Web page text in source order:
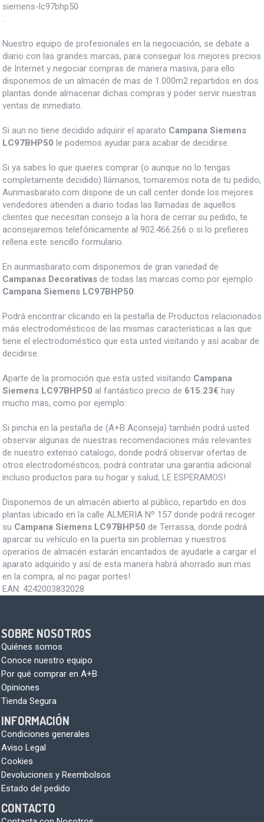
siemens-lc97bhp50
.
Nuestro equipo de profesionales en la negociación, se debate a
diario con las grandes marcas, para conseguir los mejores precios
de Internet y negociar compras de manera masiva, para ello
disponemos de un almacén de mas de 1.000m2 repartidos en dos
plantas donde almacenar dichas compras y poder servir nuestras
ventas de inmediato.
Si aun no tiene decidido adquirir el aparato Campana Siemens
LC97BHP50 le podemos ayudar para acabar de decidirse.
Si ya sabes lo que quieres comprar (o aunque no lo tengas
completamente decidido) llámanos, tomaremos nota de tu pedido,
Aunmasbarato.com dispone de un call center donde los mejores
vendedores atienden a diario todas las llamadas de aquellos
clientes que necesitan consejo a la hora de cerrar su pedido, te
aconsejaremos telefónicamente al 902.466.266 o si lo prefieres
rellena este sencillo formulario.
En aunmasbarato.com disponemos de gran variedad de
Campanas Decorativas de todas las marcas como por ejemplo
Campana Siemens LC97BHP50
Podrá encontrar clicando en la pestaña de Productos relacionados
más electrodomésticos de las mismas características a las que
tiene el electrodoméstico que esta usted visitando y así acabar de
decidirse.
Aparte de la promoción que esta usted visitando Campana
Siemens LC97BHP50 al fantástico precio de 615.23€ hay
mucho mas, como por ejemplo:
Si pincha en la pestaña de (A+B Aconseja) también podrá usted
observar algunas de nuestras recomendaciones más relevantes
de nuestro extenso catalogo, donde podrá observar ofertas de
otros electrodomésticos, podrá contratar una garantía adicional
incluso productos para su hogar y salud, LE ESPERAMOS!
Disponemos de un almacén abierto al público, repartido en dos
plantas ubicado en la calle ALMERIA Nº 157 donde podrá recoger
su Campana Siemens LC97BHP50 de Terrassa, donde podrá
aparcar su vehículo en la puerta sin problemas y nuestros
operarios de almacén estarán encantados de ayudarle a cargar el
aparato adquirido y así de esta manera habrá ahorrado aun mas
en la compra, al no pagar portes!
EAN: 4242003832028
SOBRE NOSOTROS
Quiénes somos
Conoce nuestro equipo
Por qué comprar en A+B
Opiniones
Tienda Segura
INFORMACIÓN
Condiciones generales
Aviso Legal
Cookies
Devoluciones y Reembolsos
Estado del pedido
CONTACTO